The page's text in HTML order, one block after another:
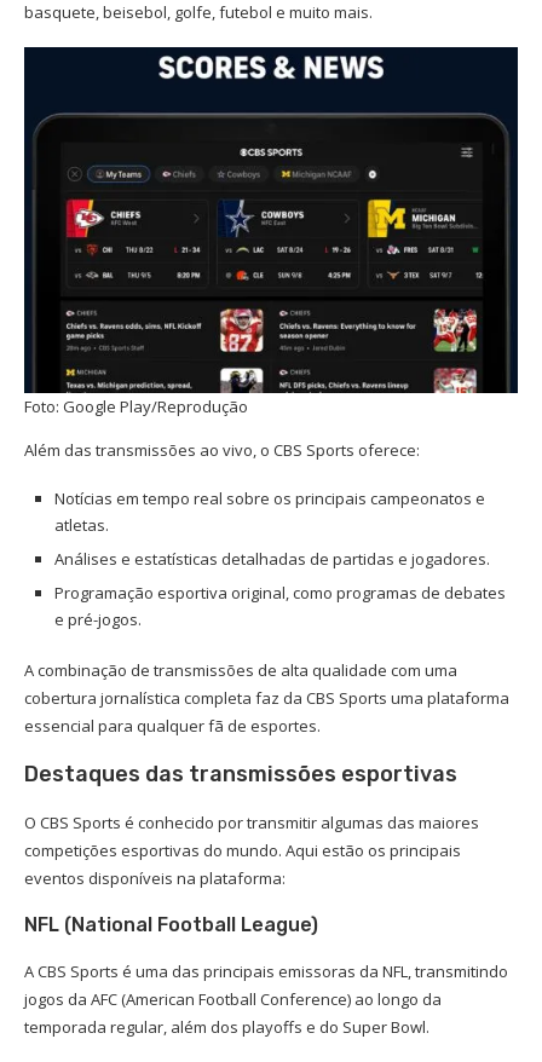
basquete, beisebol, golfe, futebol e muito mais.
Foto: Google Play/Reprodução
Além das transmissões ao vivo, o CBS Sports oferece:
Notícias em tempo real sobre os principais campeonatos e
atletas.
Análises e estatísticas detalhadas de partidas e jogadores.
Programação esportiva original, como programas de debates
e pré-jogos.
A combinação de transmissões de alta qualidade com uma
cobertura jornalística completa faz da CBS Sports uma plataforma
essencial para qualquer fã de esportes.
Destaques das transmissões esportivas
O CBS Sports é conhecido por transmitir algumas das maiores
competições esportivas do mundo. Aqui estão os principais
eventos disponíveis na plataforma:
NFL (National Football League)
A CBS Sports é uma das principais emissoras da NFL, transmitindo
jogos da AFC (American Football Conference) ao longo da
temporada regular, além dos playoffs e do Super Bowl.